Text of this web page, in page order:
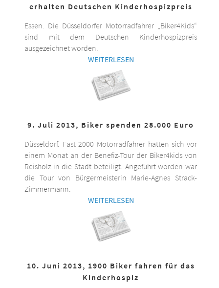
erhalten Deutschen Kinderhospizpreis
Essen. Die Düsseldorfer Motorradfahrer „Biker4Kids“
sind mit dem Deutschen Kinderhospizpreis
ausgezeichnet worden.
WEITERLESEN
9. Juli 2013, Biker spenden 28.000 Euro
Düsseldorf. Fast 2000 Motorradfahrer hatten sich vor
einem Monat an der Benefiz-Tour der Biker4kids von
Reisholz in die Stadt beteiligt. Angeführt worden war
die Tour von Bürgermeisterin Marie-Agnes Strack-
Zimmermann.
WEITERLESEN
10. Juni 2013, 1900 Biker fahren für das
Kinderhospiz